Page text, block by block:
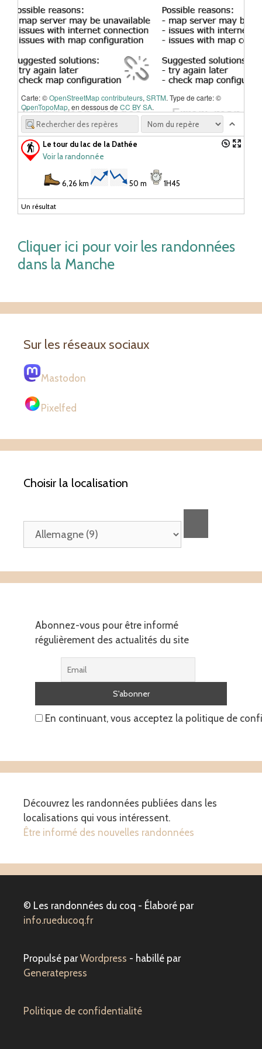
Carte: ©OpenStreetMap contributeurs, SRTM. Type de carte: ©
OpenTopoMap, en dessous de CC BY SA.
Le tour du lac de la Dathée
Voir la randonnée
6,26 km 50 m 1H45
Un résultat
Cliquer ici pour voir les randonnées
dans la Manche
Sur les réseaux sociaux
Mastodon
Pixelfed
Choisir la localisation
Abonnez-vous pour être informé
régulièrement des actualités du site
En continuant, vous acceptez la politique de
Découvrez les randonnées publiées dans les
localisations qui vous intéressent.
Être informé des nouvelles randonnées
© Les randonnées du coq - Élaboré par
info.rueducoq.fr
Propulsé parWordpress - habillé par
Generatepress
Politique de confidentialité